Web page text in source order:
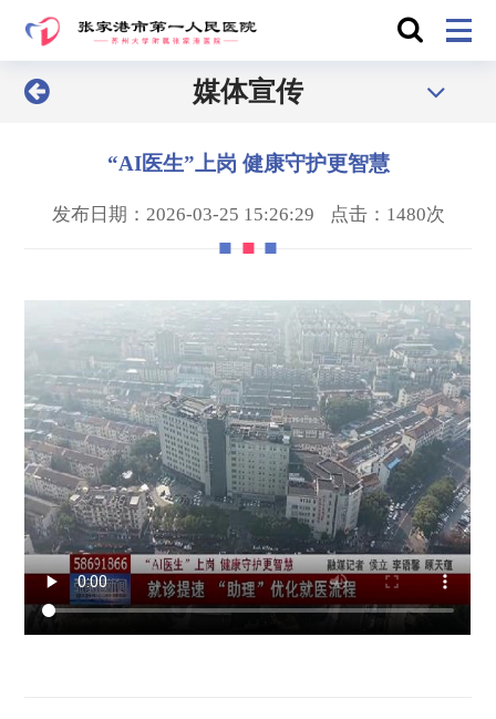
媒体宣传
“AI医生”上岗 健康守护更智慧
发布日期：2026-03-25 15:26:29 点击：1480次